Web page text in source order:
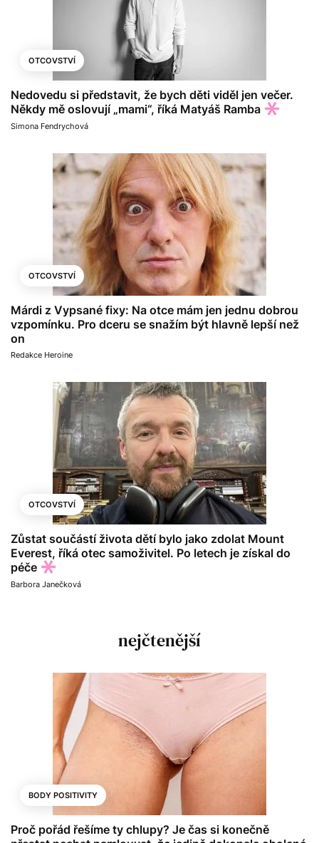
OTCOVSTVÍ
Nedovedu si představit, že bych děti viděl jen večer.
Někdy mě oslovují „mami“, říká Matyáš Ramba
Simona Fendrychová
OTCOVSTVÍ
Márdi z Vypsané fixy: Na otce mám jen jednu dobrou
vzpomínku. Pro dceru se snažím být hlavně lepší než
on
Redakce Heroine
OTCOVSTVÍ
Zůstat součástí života dětí bylo jako zdolat Mount
Everest, říká otec samoživitel. Po letech je získal do
péče
Barbora Janečková
nejčtenější
BODY POSITIVITY
Proč pořád řešíme ty chlupy? Je čas si konečně